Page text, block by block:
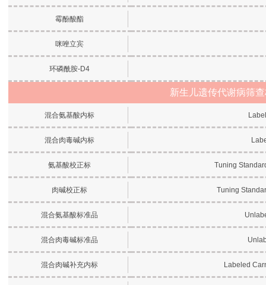
霉酚酸酯
咪唑立宾
环磷酰胺-D4
新生儿遗传代谢病筛
混合氨基酸内标
混合肉毒碱内标
氨基酸校正标 Tuning
肉碱校正标 Tuning
混合氨基酸标准品
混合肉毒碱标准品
混合肉碱补充内标 Labeled